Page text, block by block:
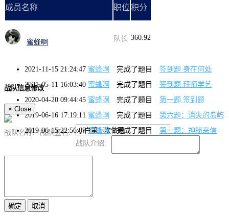
成员名称 职位积分
蜜蜂啊 队长 360.92
2021-11-15 21:24:47 蜜蜂啊 完成了题目
签到题 身在何处
2021-05-11 16:03:40 蜜蜂啊 完成了题目
签到题 拜师学艺
2020-04-20 09:44:45 蜜蜂啊 完成了题目
第一题 签到题
2019-06-16 17:19:11 蜜蜂啊 完成了题目
第六题：消失的岛屿
2019-06-15 22:56:07 蜜蜂啊 完成了题目 第一题：神秘来信
战队信息修改
× Close
战队名称:
战队签名:
战队介绍: